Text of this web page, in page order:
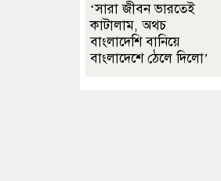
‘সারা জীবন ভারতেই
কাটালাম, অথচ
বাংলাদেশি বানিয়ে
বাংলাদেশে ঠেলে দিলো’